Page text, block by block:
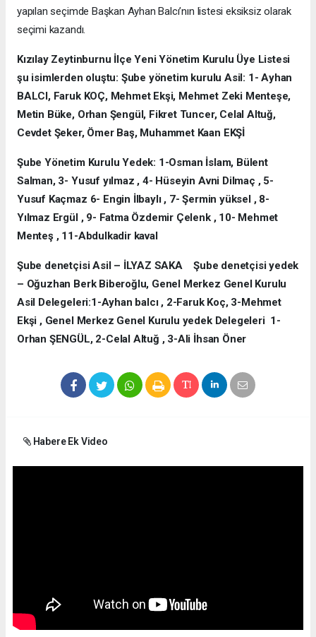
yapılan seçimde Başkan Ayhan Balcı’nın listesi eksiksiz olarak
seçimi kazandı.
Kızılay Zeytinburnu İlçe Yeni Yönetim Kurulu Üye Listesi
şu isimlerden oluştu: Şube yönetim kurulu Asil: 1- Ayhan
BALCI, Faruk KOÇ, Mehmet Ekşi, Mehmet Zeki Menteşe,
Metin Büke, Orhan Şengül, Fikret Tuncer, Celal Altuğ,
Cevdet Şeker, Ömer Baş, Muhammet Kaan EKŞİ
Şube Yönetim Kurulu Yedek: 1-Osman İslam, Bülent
Salman, 3- Yusuf yılmaz , 4- Hüseyin Avni Dilmaç , 5-
Yusuf Kaçmaz 6- Engin İlbaylı , 7- Şermin yüksel , 8-
Yılmaz Ergül , 9- Fatma Özdemir Çelenk , 10- Mehmet
Menteş , 11-Abdulkadir kaval
Şube denetçisi Asil – İLYAZ SAKA Şube denetçisi yedek
– Oğuzhan Berk Biberoğlu, Genel Merkez Genel Kurulu
Asil Delegeleri:1-Ayhan balcı , 2-Faruk Koç, 3-Mehmet
Ekşi , Genel Merkez Genel Kurulu yedek Delegeleri 1-
Orhan ŞENGÜL, 2-Celal Altuğ , 3-Ali İhsan Öner
Habere Ek Video